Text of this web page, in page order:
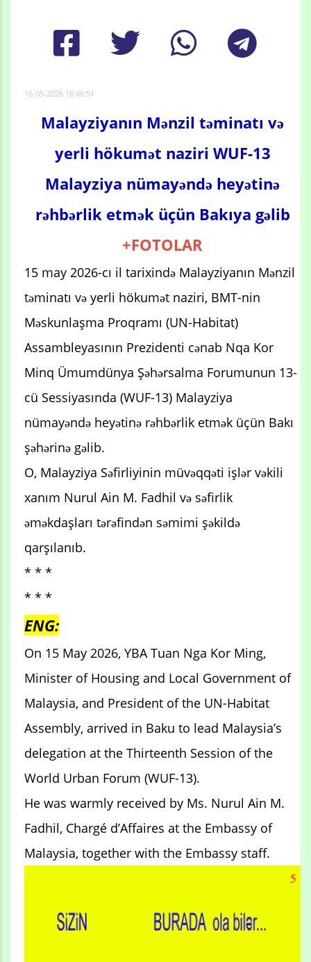
16-05-2026 16:46:51
Malayziyanın Mənzil təminatı və
yerli hökumət naziri WUF-13
Malayziya nümayəndə heyətinə
rəhbərlik etmək üçün Bakıya gəlib
+FOTOLAR
15 may 2026-cı il tarixində Malayziyanın Mənzil
təminatı və yerli hökumət naziri, BMT-nin
Məskunlaşma Proqramı (UN-Habitat)
Assambleyasının Prezidenti cənab Nqa Kor
Minq Ümumdünya Şəhərsalma Forumunun 13-
cü Sessiyasında (WUF-13) Malayziya
nümayəndə heyətinə rəhbərlik etmək üçün Bakı
şəhərinə gəlib.
O, Malayziya Səfirliyinin müvəqqəti işlər vəkili
xanım Nurul Ain M. Fadhil və səfirlik
əməkdaşları tərəfindən səmimi şəkildə
qarşılanıb.
* * *
* * *
ENG:
On 15 May 2026, YBA Tuan Nga Kor Ming,
Minister of Housing and Local Government of
Malaysia, and President of the UN-Habitat
Assembly, arrived in Baku to lead Malaysia’s
delegation at the Thirteenth Session of the
World Urban Forum (WUF-13).
He was warmly received by Ms. Nurul Ain M.
Fadhil, Chargé d’Affaires at the Embassy of
Malaysia, together with the Embassy staff.